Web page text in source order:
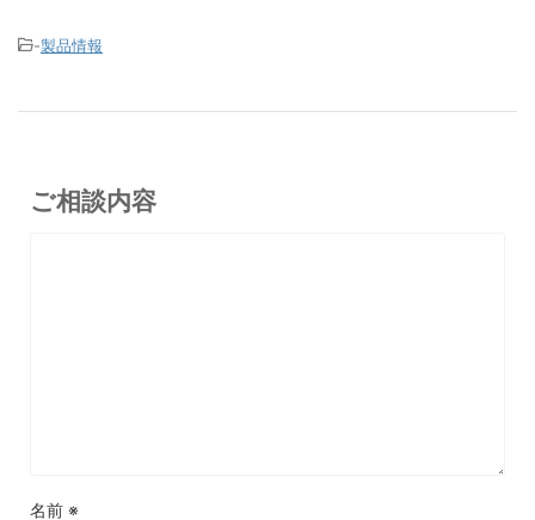
-製品情報
ご相談内容
名前 ※